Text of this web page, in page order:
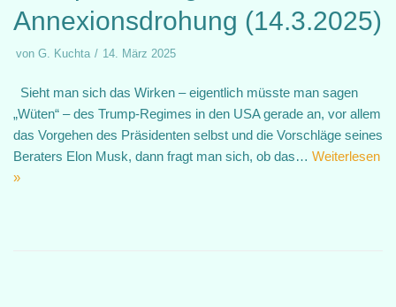
Annexionsdrohung (14.3.2025)
von G. Kuchta 14. März 2025
Sieht man sich das Wirken – eigentlich müsste man sagen
„Wüten“ – des Trump-Regimes in den USA gerade an, vor allem
das Vorgehen des Präsidenten selbst und die Vorschläge seines
Beraters Elon Musk, dann fragt man sich, ob das… Weiterlesen
»